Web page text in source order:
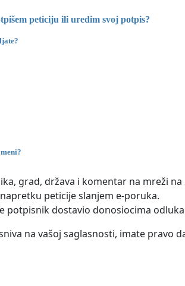
peticiju ili uredim svoj potpis?
grad, država i komentar na mreži
peticije slanjem e-poruka.
potpisnik dostavio donosiocima
na vašoj saglasnosti, imate pravo